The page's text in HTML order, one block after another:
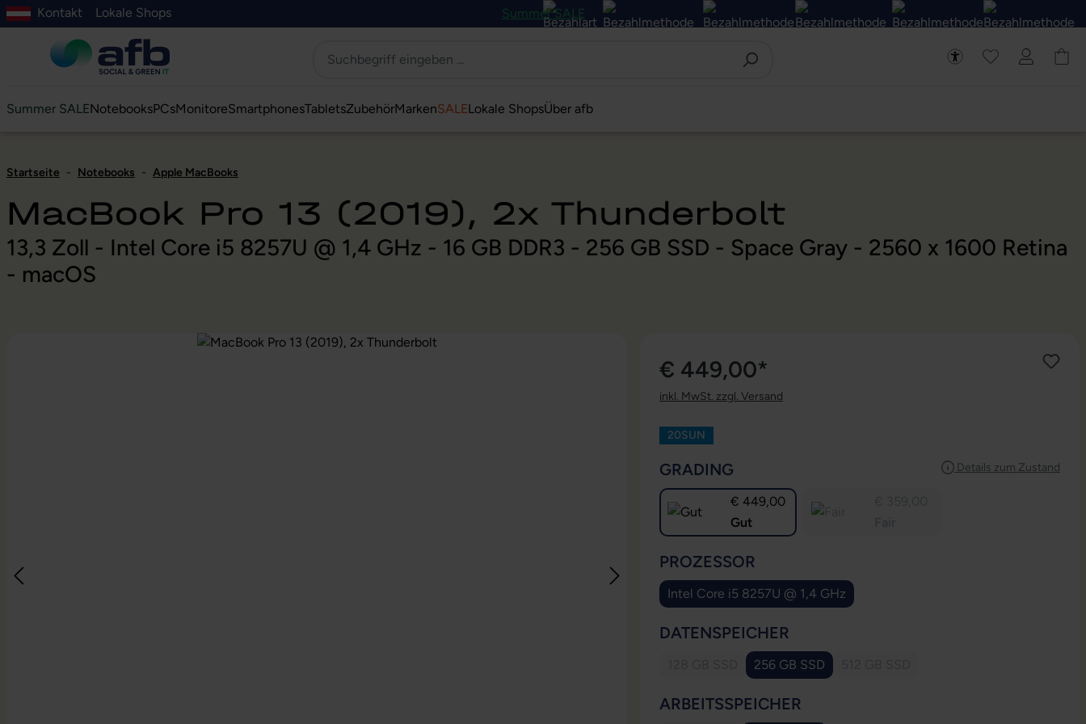
springen
Suche springen
Zur Hauptnavigation springen
Zur Navigation der B2B-Plattform springen
Kontakt Lokale Shops Summer SALE
Summer SALENotebooksPCsMonitoreSmartphonesTabletsZubehörMarkenSALELokale ShopsÜber afb
Startseite - Notebooks - Apple MacBooks
MacBook Pro 13 (2019), 2x Thunderbolt
13,3 Zoll - Intel Core i5 8257U @ 1,4 GHz - 16 GB DDR3 - 256 GB SSD - Space Gray - 2560 x 1600 Retina
- macOS
€ 449,00*
inkl. MwSt. zzgl. Versand
20SUN
Details zum Zustand
GRADING
€ 449,00
Gut
PROZESSOR
Intel Core i5 8257U @ 1,4 GHz
DATENSPEICHER
(Diese Option ist zurzeit nicht verfügbar.)
256 GB SSD
ARBEITSSPEICHER